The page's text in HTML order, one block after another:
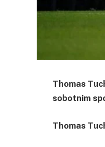
Thomas
sobotnim
Thomas